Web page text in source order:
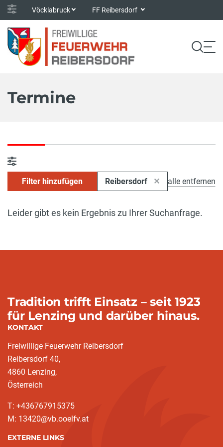
Vöcklabruck FF Reibersdorf
Termine
Filter hinzufügen Reibersdorf alle entfernen
Leider gibt es kein Ergebnis zu Ihrer Suchanfrage.
Tradition trifft Einsatz – seit 1923
für Lenzing und darüber hinaus.
KONTAKT
Freiwillige Feuerwehr Reibersdorf
Reibersdorf 40,
4860 Lenzing,
Österreich
T: +436767915375
M: 13420@vb.ooelfv.at
EXTERNE LINKS